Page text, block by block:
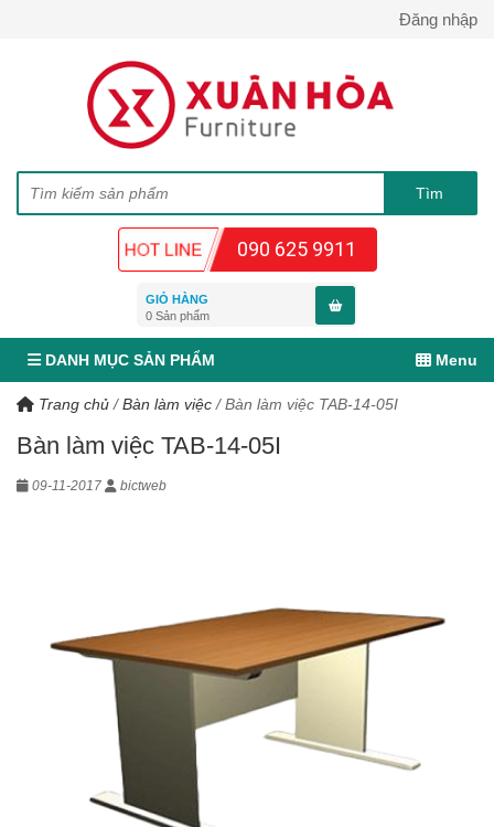
Đăng nhập
090 625 9911
GIỎ HÀNG
0 Sản phẩm
DANH MỤC SẢN PHẨM Menu
Trang chủ /Bàn làm việc /Bàn làm việc TAB-14-05I
Bàn làm việc TAB-14-05I
09-11-2017 bictweb